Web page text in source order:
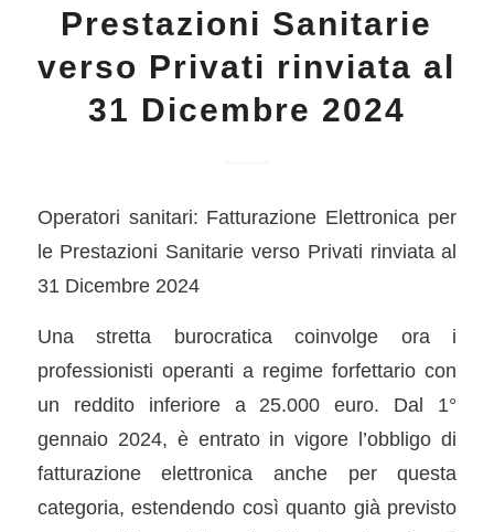
Prestazioni Sanitarie
verso Privati rinviata al
31 Dicembre 2024
Operatori sanitari: Fatturazione Elettronica per
le Prestazioni Sanitarie verso Privati rinviata al
31 Dicembre 2024
Una stretta burocratica coinvolge ora i
professionisti operanti a regime forfettario con
un reddito inferiore a 25.000 euro. Dal 1°
gennaio 2024, è entrato in vigore l’obbligo di
fatturazione elettronica anche per questa
categoria, estendendo così quanto già previsto